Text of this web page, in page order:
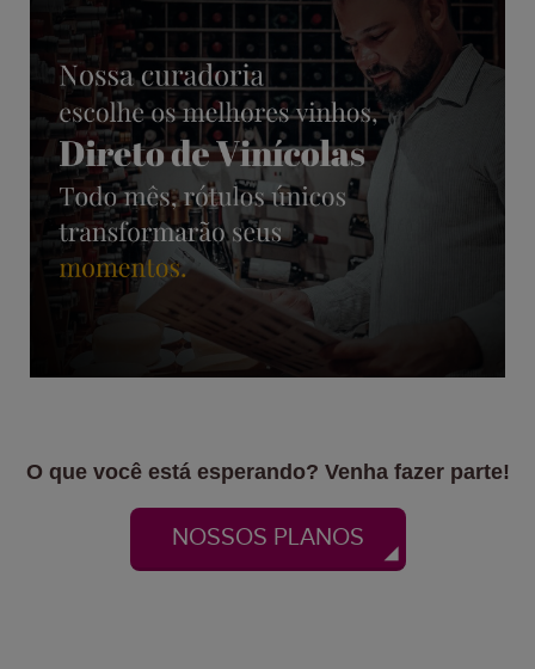
O que você está esperando? Venha fazer parte!
NOSSOS PLANOS